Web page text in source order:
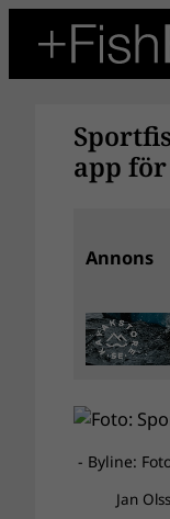
innehåll
app
Annons
- Byline:
Jan